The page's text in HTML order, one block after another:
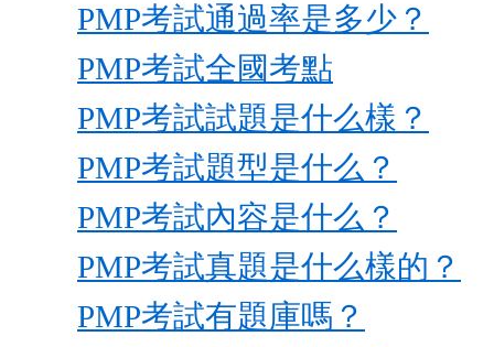
PMP考試通過率是多少？
PMP考試全國考點
PMP考試試題是什么樣？
PMP考試題型是什么？
PMP考試內容是什么？
PMP考試真題是什么樣的？
PMP考試有題庫嗎？